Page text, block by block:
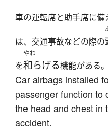
車の運転席と助手席に
は、交通事故などの際の
を
やわ
和らげる機能がある。
Car airbags installed
passenger function to
the head and chest in
accident.